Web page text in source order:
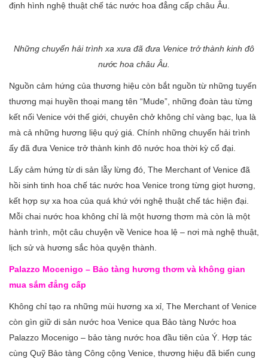
định hình nghệ thuật chế tác nước hoa đẳng cấp châu Âu.
Những chuyến hải trình xa xưa đã đưa Venice trở thành kinh đô
nước hoa châu Âu.
Nguồn cảm hứng của thương hiệu còn bắt nguồn từ những tuyến
thương mại huyền thoại mang tên “Mude”, những đoàn tàu từng
kết nối Venice với thế giới, chuyên chở không chỉ vàng bạc, lụa là
mà cả những hương liệu quý giá. Chính những chuyến hải trình
ấy đã đưa Venice trở thành kinh đô nước hoa thời kỳ cổ đại.
Lấy cảm hứng từ di sản lẫy lừng đó, The Merchant of Venice đã
hồi sinh tinh hoa chế tác nước hoa Venice trong từng giọt hương,
kết hợp sự xa hoa của quá khứ với nghệ thuật chế tác hiện đại.
Mỗi chai nước hoa không chỉ là một hương thơm mà còn là một
hành trình, một câu chuyện về Venice hoa lệ – nơi mà nghệ thuật,
lịch sử và hương sắc hòa quyện thành.
Palazzo Mocenigo – Bảo tàng hương thơm và không gian
mua sắm đẳng cấp
Không chỉ tạo ra những mùi hương xa xỉ, The Merchant of Venice
còn gìn giữ di sản nước hoa Venice qua Bảo tàng Nước hoa
Palazzo Mocenigo – bảo tàng nước hoa đầu tiên của Ý. Hợp tác
cùng Quỹ Bảo tàng Công cộng Venice, thương hiệu đã biến cung